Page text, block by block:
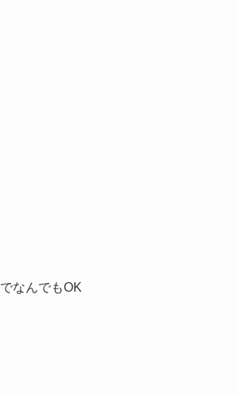
なんでもOK